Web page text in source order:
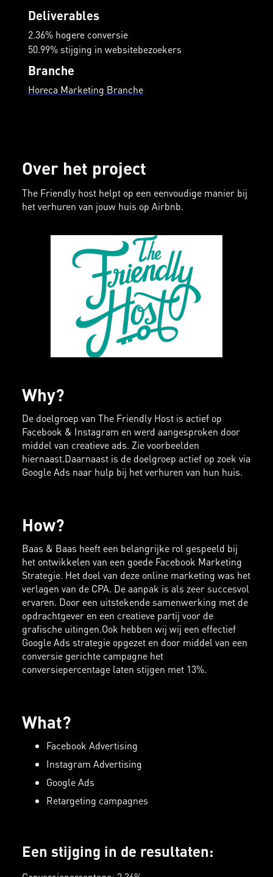
Deliverables
2.36% hogere conversie
50.99% stijging in websitebezoekers
Branche
Horeca Marketing Branche
Over het project
The Friendly host helpt op een eenvoudige manier bij
het verhuren van jouw huis op Airbnb.
Why?
De doelgroep van The Friendly Host is actief op
Facebook & Instagram en werd aangesproken door
middel van creatieve ads. Zie voorbeelden
hiernaast.Daarnaast is de doelgroep actief op zoek via
Google Ads naar hulp bij het verhuren van hun huis.
How?
Baas & Baas heeft een belangrijke rol gespeeld bij
het ontwikkelen van een goede Facebook Marketing
Strategie. Het doel van deze online marketing was het
verlagen van de CPA. De aanpak is als zeer succesvol
ervaren. Door een uitstekende samenwerking met de
opdrachtgever en een creatieve partij voor de
grafische uitingen.Ook hebben wij wij een effectief
Google Ads strategie opgezet en door middel van een
conversie gerichte campagne het
conversiepercentage laten stijgen met 13%.
What?
Facebook Advertising
Instagram Advertising
Google Ads
Retargeting campagnes
Een stijging in de resultaten: